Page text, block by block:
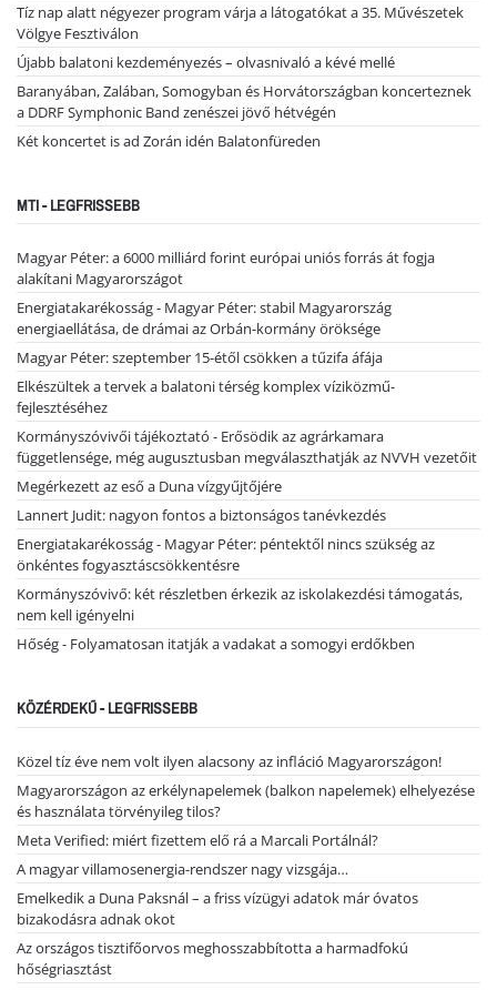
Tíz nap alatt négyezer program várja a látogatókat a 35. Művészetek
Völgye Fesztiválon
Újabb balatoni kezdeményezés – olvasnivaló a kévé mellé
Baranyában, Zalában, Somogyban és Horvátországban koncerteznek
a DDRF Symphonic Band zenészei jövő hétvégén
Két koncertet is ad Zorán idén Balatonfüreden
MTI - LEGFRISSEBB
Magyar Péter: a 6000 milliárd forint európai uniós forrás át fogja
alakítani Magyarországot
Energiatakarékosság - Magyar Péter: stabil Magyarország
energiaellátása, de drámai az Orbán-kormány öröksége
Magyar Péter: szeptember 15-étől csökken a tűzifa áfája
Elkészültek a tervek a balatoni térség komplex víziközmű-
fejlesztéséhez
Kormányszóvivői tájékoztató - Erősödik az agrárkamara
függetlensége, még augusztusban megválaszthatják az NVVH vezetőit
Megérkezett az eső a Duna vízgyűjtőjére
Lannert Judit: nagyon fontos a biztonságos tanévkezdés
Energiatakarékosság - Magyar Péter: péntektől nincs szükség az
önkéntes fogyasztáscsökkentésre
Kormányszóvivő: két részletben érkezik az iskolakezdési támogatás,
nem kell igényelni
Hőség - Folyamatosan itatják a vadakat a somogyi erdőkben
KÖZÉRDEKŰ - LEGFRISSEBB
Közel tíz éve nem volt ilyen alacsony az infláció Magyarországon!
Magyarországon az erkélynapelemek (balkon napelemek) elhelyezése
és használata törvényileg tilos?
Meta Verified: miért fizettem elő rá a Marcali Portálnál?
A magyar villamosenergia-rendszer nagy vizsgája…
Emelkedik a Duna Paksnál – a friss vízügyi adatok már óvatos
bizakodásra adnak okot
Az országos tisztifőorvos meghosszabbította a harmadfokú
hőségriasztást